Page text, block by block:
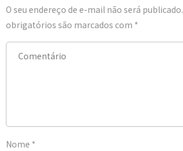
O seu endereço de e-mail não será publicado.
obrigatórios são marcados com *
Nome *